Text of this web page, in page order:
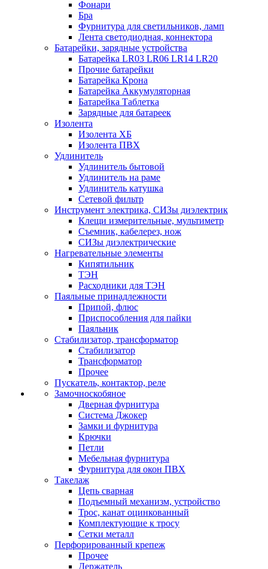
Фонари
Бра
Фурнитура для светильников, ламп
Лента светодиодная, коннектора
Батарейки, зарядные устройства
Батарейка LR03 LR06 LR14 LR20
Прочие батарейки
Батарейка Крона
Батарейка Аккумуляторная
Батарейка Таблетка
Зарядные для батареек
Изолента
Изолента ХБ
Изолента ПВХ
Удлинитель
Удлинитель бытовой
Удлинитель на раме
Удлинитель катушка
Сетевой фильтр
Инструмент электрика, СИЗы диэлектрик
Клещи измерительные, мультиметр
Съемник, кабелерез, нож
СИЗы диэлектрические
Нагревательные элементы
Кипятильник
ТЭН
Расходники для ТЭН
Паяльные принадлежности
Припой, флюс
Приспособления для пайки
Паяльник
Стабилизатор, трансформатор
Стабилизатор
Трансформатор
Прочее
Пускатель, контактор, реле
Замочноскобяное
Дверная фурнитура
Система Джокер
Замки и фурнитура
Крючки
Петли
Мебельная фурнитура
Фурнитура для окон ПВХ
Такелаж
Цепь сварная
Подъемный механизм, устройство
Трос, канат оцинкованный
Комплектующие к тросу
Сетки металл
Перфорированный крепеж
Прочее
Держатель